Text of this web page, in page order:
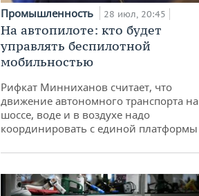
Промышленность 28 июл, 20:45
На автопилоте: кто будет
управлять беспилотной
мобильностью
Рифкат Минниханов считает, что
движение автономного транспорта на
шоссе, воде и в воздухе надо
координировать с единой платформы